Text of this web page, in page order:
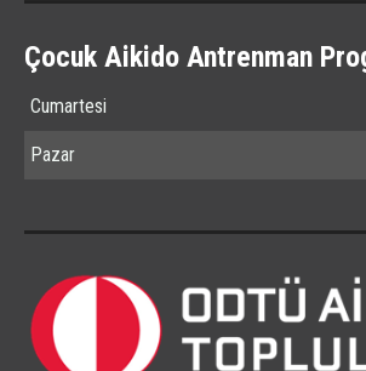
Çocuk Aikido Antrenman
Cumartesi
Pazar